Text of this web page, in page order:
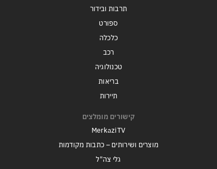
תרבות ובידור
ספורט
כלכלה
רכב
טכנולוגיה
בריאות
תיירות
קישורים מומלצים
MerkaziTV
מוצרים ושירותים – כתבות מקודמות
גלי צה"ל